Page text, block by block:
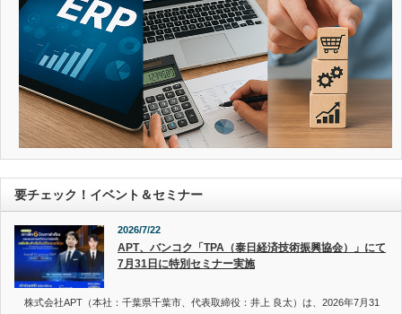
要チェック！イベント＆セミナー
2026/7/22
APT、バンコク「TPA（泰日経済技術振興協会）」にて
7月31日に特別セミナー実施
株式会社APT（本社：千葉県千葉市、代表取締役：井上 良太）は、2026年7月31